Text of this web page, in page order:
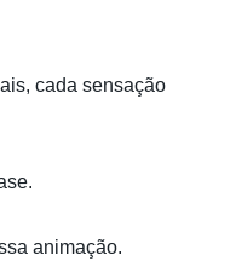
cada sensação
animação.